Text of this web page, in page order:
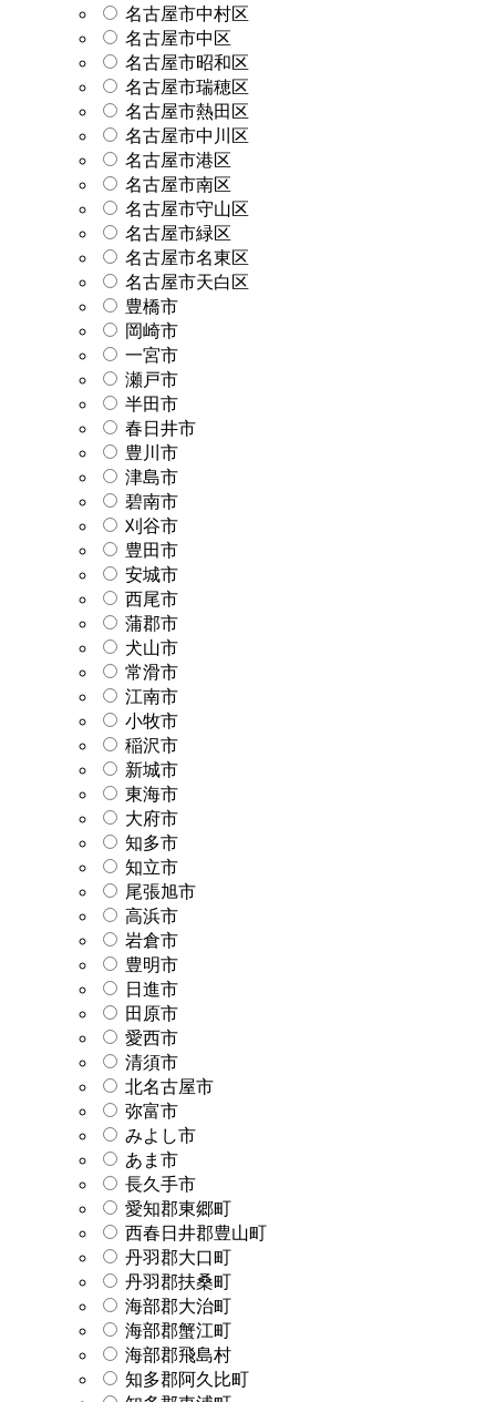
名古屋市中村区
名古屋市中区
名古屋市昭和区
名古屋市瑞穂区
名古屋市熱田区
名古屋市中川区
名古屋市港区
名古屋市南区
名古屋市守山区
名古屋市緑区
名古屋市名東区
名古屋市天白区
豊橋市
岡崎市
一宮市
瀬戸市
半田市
春日井市
豊川市
津島市
碧南市
刈谷市
豊田市
安城市
西尾市
蒲郡市
犬山市
常滑市
江南市
小牧市
稲沢市
新城市
東海市
大府市
知多市
知立市
尾張旭市
高浜市
岩倉市
豊明市
日進市
田原市
愛西市
清須市
北名古屋市
弥富市
みよし市
あま市
長久手市
愛知郡東郷町
西春日井郡豊山町
丹羽郡大口町
丹羽郡扶桑町
海部郡大治町
海部郡蟹江町
海部郡飛島村
知多郡阿久比町